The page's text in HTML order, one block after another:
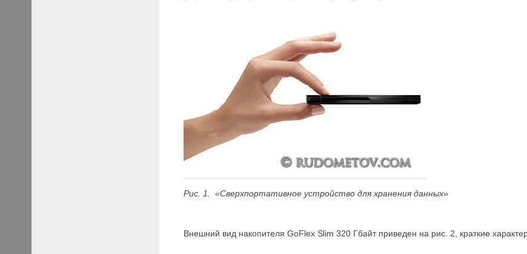
Рис. 1. «Сверхпортативное устройство для хранения данных»
Внешний вид накопителя GoFlex Slim 320 Гбайт приведен на рис. 2, краткие